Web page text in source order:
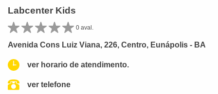
Labcenter Kids
0 aval.
Avenida Cons Luiz Viana, 226, Centro, Eunápolis - BA
ver horario de atendimento.
ver telefone